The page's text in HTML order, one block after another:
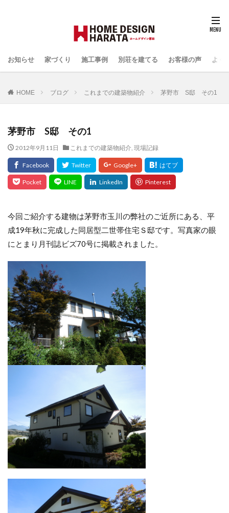
お知らせ 家づくり 施工事例 別荘を建てる お客様の声 よく
HOME ブログ これまでの建築物紹介 茅野市 S邸 その1
茅野市 S邸 その1
2012年9月11日 これまでの建築物紹介, 現場記録
今回ご紹介する建物は茅野市玉川の弊社のご近所にある、平
成19年秋に完成した同居型二世帯住宅Ｓ邸です。写真家の眼
にとまり月刊誌ビズ70号に掲載されました。